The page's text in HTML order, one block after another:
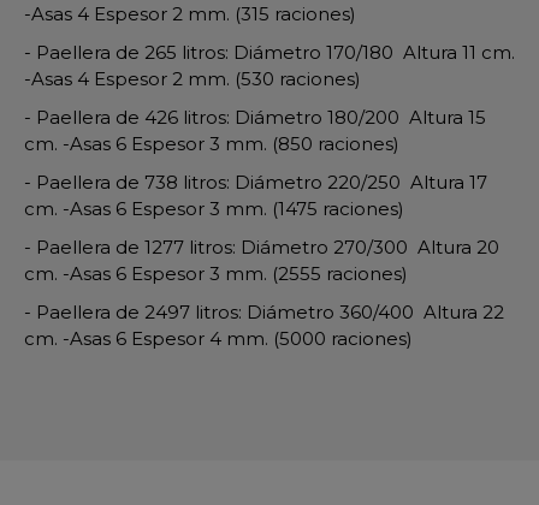
-Asas 4 Espesor 2 mm. (315 raciones)
- Paellera de 265 litros: Diámetro 170/180 Altura 11 cm.
-Asas 4 Espesor 2 mm. (530 raciones)
- Paellera de 426 litros: Diámetro 180/200 Altura 15
cm. -Asas 6 Espesor 3 mm. (850 raciones)
- Paellera de 738 litros: Diámetro 220/250 Altura 17
cm. -Asas 6 Espesor 3 mm. (1475 raciones)
- Paellera de 1277 litros: Diámetro 270/300 Altura 20
cm. -Asas 6 Espesor 3 mm. (2555 raciones)
- Paellera de 2497 litros: Diámetro 360/400 Altura 22
cm. -Asas 6 Espesor 4 mm. (5000 raciones)